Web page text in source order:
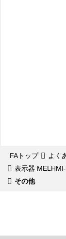
FAトップ よく
表示器
その他